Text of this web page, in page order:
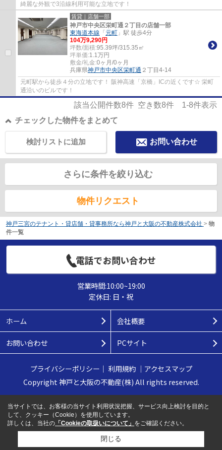
綺麗な外観で3沿線利用可能な立地です！
賃貸｜店舗一部
神戸市中央区栄町通２丁目の店舗一部
東海道本線 「 元町 」駅 徒歩4分
104万9,290円
坪数/面積:95.39坪/315.35㎡
坪単価:1.1万円
敷金/礼金:0ヶ月/0ヶ月
兵庫県神戸市中央区栄町通 ２丁目4-14
元町駅から徒歩４分の立地です！ 阪神高速「京橋」ICの近くです☆ 栄町
通沿いのビルです！
該当公開件数8件 空き数8件 1-8件表示
チェックした物件をまとめて
お問い合わせ
検討リストに追加
さらに条件を絞り込む
物件リクエスト
神戸三宮のテナント・貸店舗・貸事務所なら神戸と大阪の不動産株式会社 > 物
件一覧
電話でお問い合わせ
営業時間:10:00~19:00
定休日: 日・祝
ホーム 会社概要
お問い合わせ PCサイト
プライバシーポリシー ｜ 利用規約｜ アクセスマップ
Copyright 神戸と大阪の不動産(株) All rights reserved.
当サイトでは、お客様の当サイト利用状況把握、サービス向上検討を目的と
して、クッキー（Cookie）を使用しています。
詳しくは、当社の 「Cookieの取扱いについて」 をご確認ください。
閉じる